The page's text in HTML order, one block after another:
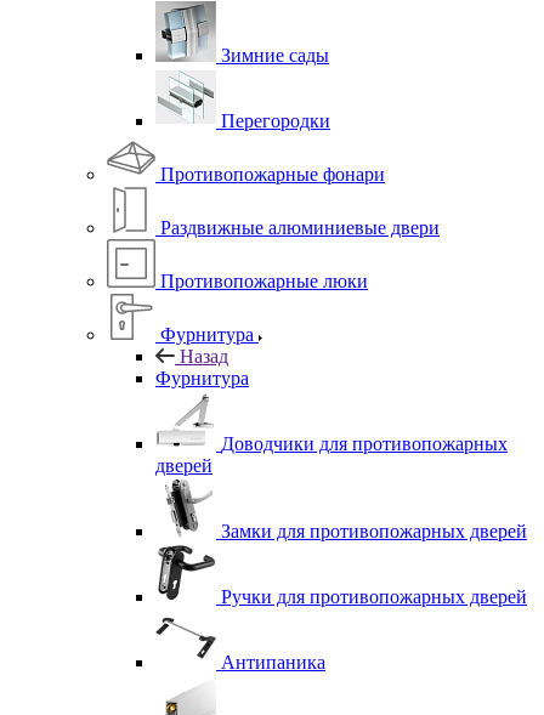
Зимние сады
Перегородки
Противопожарные фонари
Раздвижные алюминиевые двери
Противопожарные люки
Фурнитура
Назад
Фурнитура
Доводчики для противопожарных
дверей
Замки для противопожарных дверей
Ручки для противопожарных дверей
Антипаника